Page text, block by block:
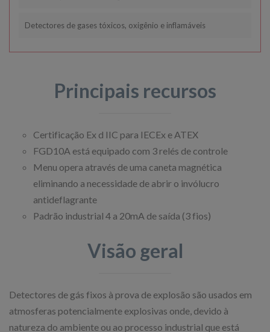
Detectores de gases tóxicos, oxigênio e inflamáveis
Principais recursos
Certificação Ex d IIC para IECEx e ATEX
FGD10A está equipado com 3 relés de controle
Menu opera através de uma caneta magnética
eliminando a necessidade de abrir o invólucro
antideflagrante
Padrão industrial 4 a 20mA de saída (3 fios)
Visão geral
Detectores de gás fixos à prova de explosão são usados em
atmosferas potencialmente explosivas onde, devido à
natureza do ambiente ou ao processo industrial que está